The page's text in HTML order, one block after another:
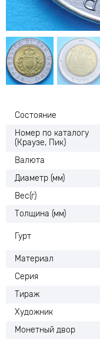
Состояние
Номер по каталогу
(Краузе, Пик)
Валюта
Диаметр (мм)
Вес(г)
Толщина (мм)
Гурт
Материал
Серия
Тираж
Художник
Монетный двор